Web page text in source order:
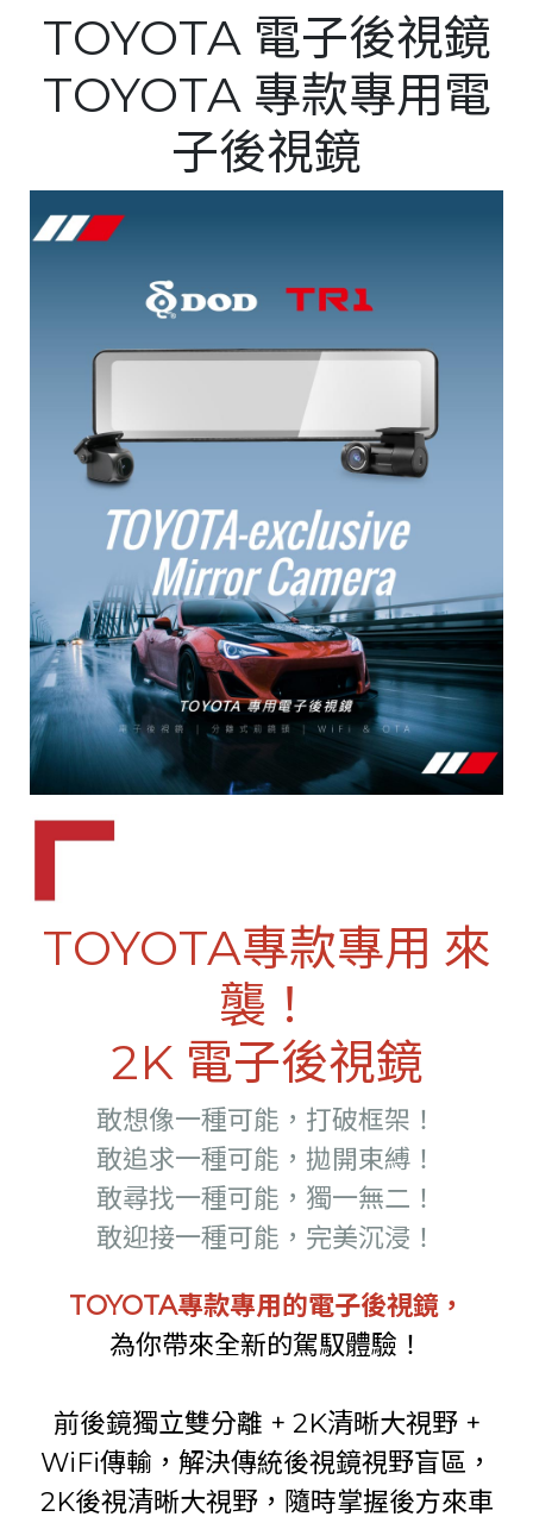
Vietnam
TOYOTA 電子後視鏡
TOYOTA 專款專用電
子後視鏡
TOYOTA專款專用 來
襲！
2K 電子後視鏡
敢想像一種可能，打破框架！
敢追求一種可能，拋開束縛！
敢尋找一種可能，獨一無二！
敢迎接一種可能，完美沉浸！
TOYOTA專款專用的電子後視鏡，
為你帶來全新的駕馭體驗！
前後鏡獨立雙分離 + 2K清晰大視野 +
WiFi傳輸，解決傳統後視鏡視野盲區，
2K後視清晰大視野，隨時掌握後方來車